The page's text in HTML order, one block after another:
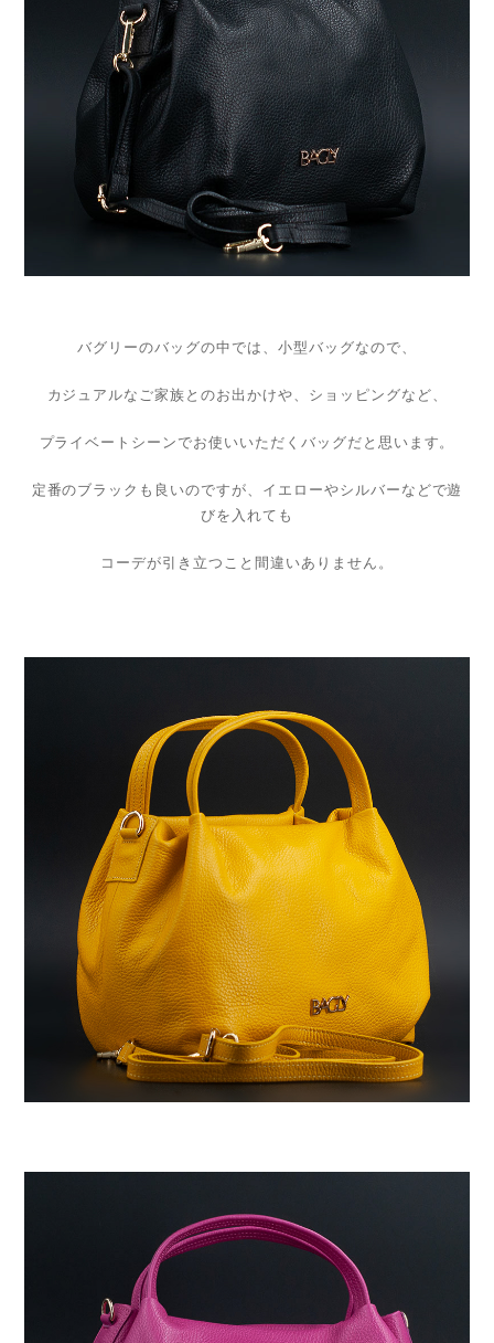
バグリーのバッグの中では、小型バッグなので、
カジュアルなご家族とのお出かけや、ショッピングなど、
プライベートシーンでお使いいただくバッグだと思います。
定番のブラックも良いのですが、イエローやシルバーなどで遊
びを入れても
コーデが引き立つこと間違いありません。